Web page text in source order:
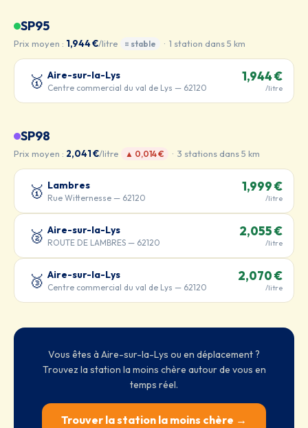
SP95
Prix moyen : 1,944 €/litre = stable · 1 station dans 5 km
🥇 Aire-sur-la-Lys
Centre commercial du val de Lys — 62120
1,944 €
/litre
SP98
Prix moyen : 2,041 €/litre ▲ 0,014 € · 3 stations dans 5 km
🥇 Lambres
Rue Witternesse — 62120
1,999 €
/litre
🥈 Aire-sur-la-Lys
ROUTE DE LAMBRES — 62120
2,055 €
/litre
🥉 Aire-sur-la-Lys
Centre commercial du val de Lys — 62120
2,070 €
/litre
Vous êtes à Aire-sur-la-Lys ou en déplacement ?
Trouvez la station la moins chère autour de vous en
temps réel.
Trouver la station la moins chère →